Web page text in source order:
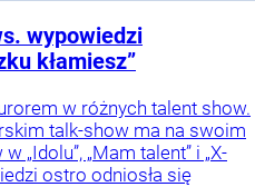
wypowiedzi
kłamiesz”
w różnych talent show.
talk-show ma na swoim
„Idolu”, „Mam talent” i „X-
ostro odniosła się